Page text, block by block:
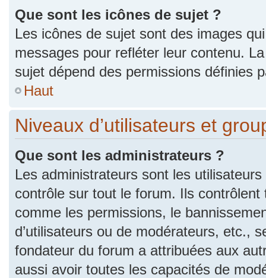
Que sont les icônes de sujet ?
Les icônes de sujet sont des images
messages pour refléter leur contenu.
sujet dépend des permissions définies
Haut
Niveaux d’utilisateurs et
Que sont les administrateurs ?
Les administrateurs sont les
contrôle sur tout le forum. Ils
comme les permissions, le
d’utilisateurs ou de modérateurs, etc.,
fondateur du forum a attribuées aux
aussi avoir toutes les capacités de